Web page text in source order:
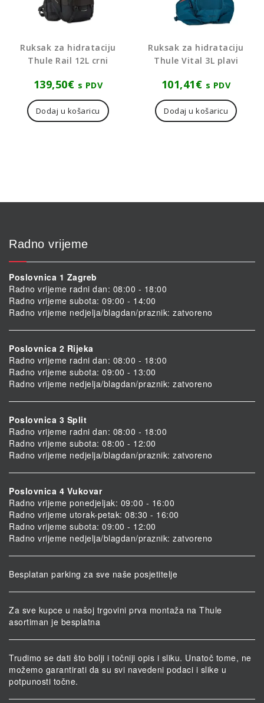
Ruksak za hidrataciju
Thule Rail 12L crni
139,50€ s PDV
Dodaj u košaricu
Ruksak za hidrataciju
Thule Vital 3L plavi
101,41€ s PDV
Dodaj u košaricu
Radno vrijeme
Poslovnica 1 Zagreb
Radno vrijeme radni dan: 08:00 - 18:00
Radno vrijeme subota: 09:00 - 14:00
Radno vrijeme nedjelja/blagdan/praznik: zatvoreno
Poslovnica 2 Rijeka
Radno vrijeme radni dan: 08:00 - 18:00
Radno vrijeme subota: 09:00 - 13:00
Radno vrijeme nedjelja/blagdan/praznik: zatvoreno
Poslovnica 3 Split
Radno vrijeme radni dan: 08:00 - 18:00
Radno vrijeme subota: 08:00 - 12:00
Radno vrijeme nedjelja/blagdan/praznik: zatvoreno
Poslovnica 4 Vukovar
Radno vrijeme ponedjeljak: 09:00 - 16:00
Radno vrijeme utorak-petak: 08:30 - 16:00
Radno vrijeme subota: 09:00 - 12:00
Radno vrijeme nedjelja/blagdan/praznik: zatvoreno
Besplatan parking za sve naše posjetitelje
Za sve kupce u našoj trgovini prva montaža na Thule
asortiman je besplatna
Trudimo se dati što bolji i točniji opis i sliku. Unatoč tome, ne
možemo garantirati da su svi navedeni podaci i slike u
potpunosti točne.